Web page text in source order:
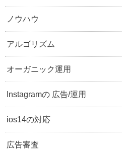
ノウハウ
アルゴリズム
オーガニック運用
Instagramの 広告/運用
ios14の対応
広告審査